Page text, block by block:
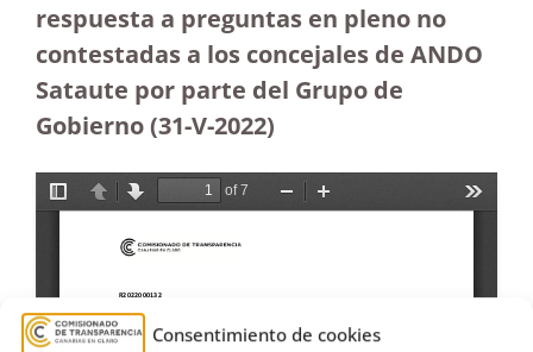
Consentimiento de cookies
respuesta a preguntas en pleno no
contestadas a los concejales de ANDO
Sataute por parte del Grupo de
Gobierno (31-V-2022)